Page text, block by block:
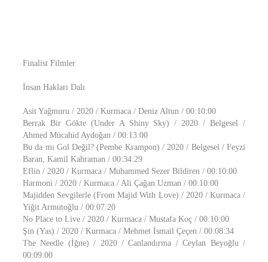
Finalist Filmler
İnsan Hakları Dalı
Asit Yağmuru / 2020 / Kurmaca / Deniz Altun / 00:10:00
Berrak Bir Gökte (Under A Shiny Sky) / 2020 / Belgesel /
Ahmed Mücahid Aydoğan / 00:13:00
Bu da mı Gol Değil? (Pembe Krampon) / 2020 / Belgesel / Feyzi
Baran, Kamil Kahraman / 00:34:29
Eflin / 2020 / Kurmaca / Muhammed Sezer Bildiren / 00:10:00
Harmoni / 2020 / Kurmaca / Ali Çağan Uzman / 00:10:00
Majidden Sevgilerle (From Majid With Love) / 2020 / Kurmaca /
Yiğit Armutoğlu / 00:07:20
No Place to Live / 2020 / Kurmaca / Mustafa Koç / 00:10:00
Şin (Yas) / 2020 / Kurmaca / Mehmet İsmail Çeçen / 00:08:34
The Needle (İğne) / 2020 / Canlandırma / Ceylan Beyoğlu /
00:09:00